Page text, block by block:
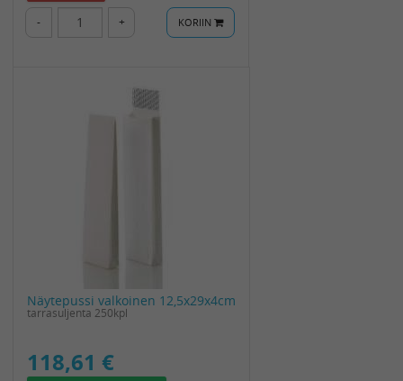
- + KORIIN
Näytepussi valkoinen 12,5x29x4cm
tarrasuljenta 250kpl
118,61 €